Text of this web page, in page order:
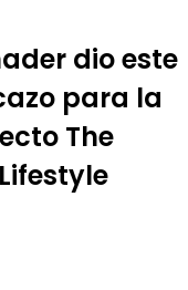
dio este
para la
The